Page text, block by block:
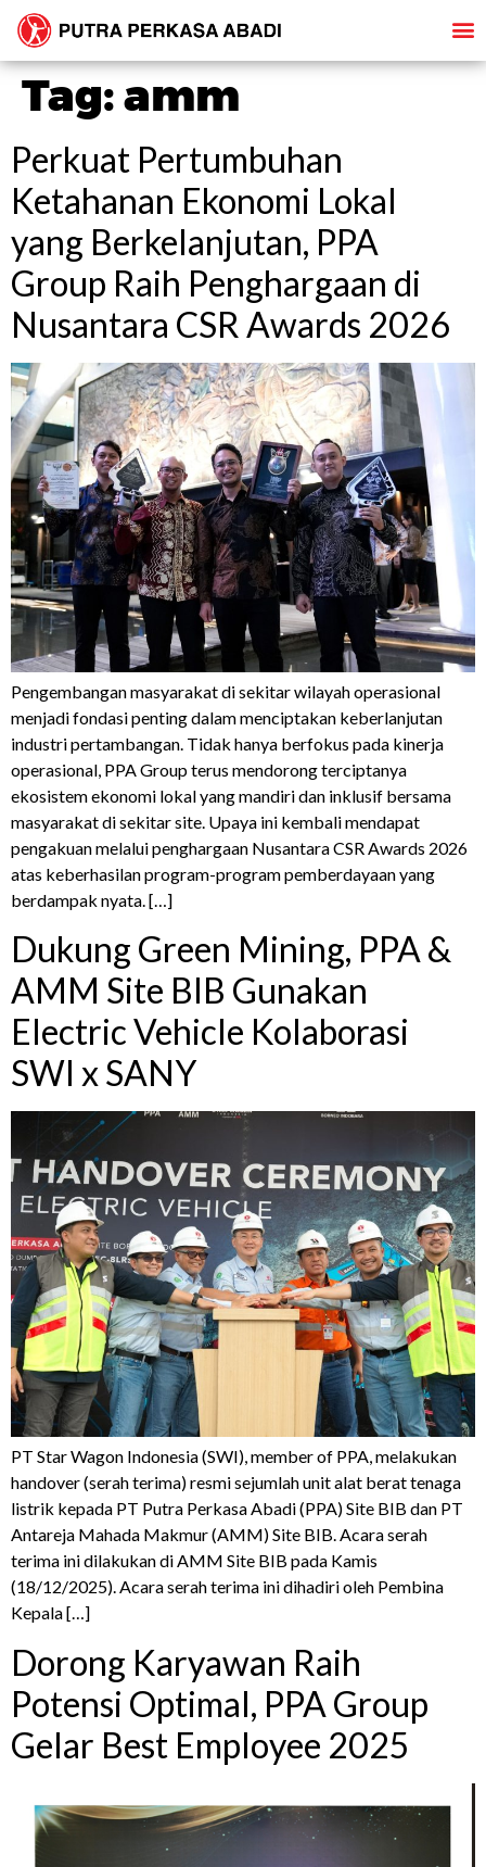
Tag:amm
Perkuat Pertumbuhan
Ketahanan Ekonomi Lokal
yang Berkelanjutan, PPA
Group Raih Penghargaan di
Nusantara CSR Awards 2026
Pengembangan masyarakat di sekitar wilayah operasional
menjadi fondasi penting dalam menciptakan keberlanjutan
industri pertambangan. Tidak hanya berfokus pada kinerja
operasional, PPA Group terus mendorong terciptanya
ekosistem ekonomi lokal yang mandiri dan inklusif bersama
masyarakat di sekitar site. Upaya ini kembali mendapat
pengakuan melalui penghargaan Nusantara CSR Awards 2026
atas keberhasilan program-program pemberdayaan yang
berdampak nyata. […]
Dukung Green Mining, PPA &
AMM Site BIB Gunakan
Electric Vehicle Kolaborasi
SWI x SANY
PT Star Wagon Indonesia (SWI), member of PPA, melakukan
handover (serah terima) resmi sejumlah unit alat berat tenaga
listrik kepada PT Putra Perkasa Abadi (PPA) Site BIB dan PT
Antareja Mahada Makmur (AMM) Site BIB. Acara serah
terima ini dilakukan di AMM Site BIB pada Kamis
(18/12/2025). Acara serah terima ini dihadiri oleh Pembina
Kepala […]
Dorong Karyawan Raih
Potensi Optimal, PPA Group
Gelar Best Employee 2025